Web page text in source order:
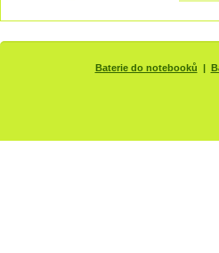
Baterie do notebooků |